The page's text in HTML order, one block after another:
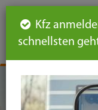
Seiteninhalt
leichte
Kfz
schnellsten